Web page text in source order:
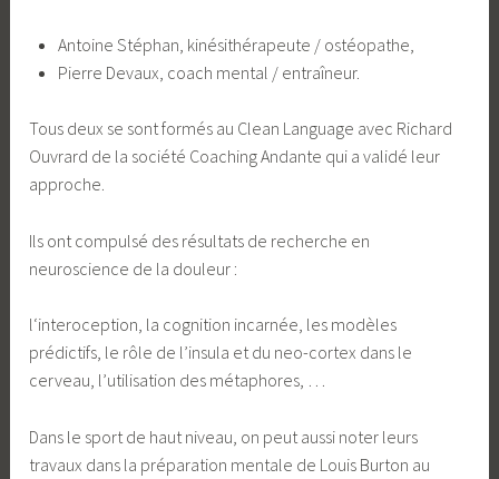
Antoine Stéphan, kinésithérapeute / ostéopathe,
Pierre Devaux, coach mental / entraîneur.
Tous deux se sont formés au Clean Language avec Richard
Ouvrard de la société Coaching Andante qui a validé leur
approche.
Ils ont compulsé des résultats de recherche en
neuroscience de la douleur :
l‘interoception, la cognition incarnée, les modèles
prédictifs, le rôle de l’insula et du neo-cortex dans le
cerveau, l’utilisation des métaphores, …
Dans le sport de haut niveau, on peut aussi noter leurs
travaux dans la préparation mentale de Louis Burton au